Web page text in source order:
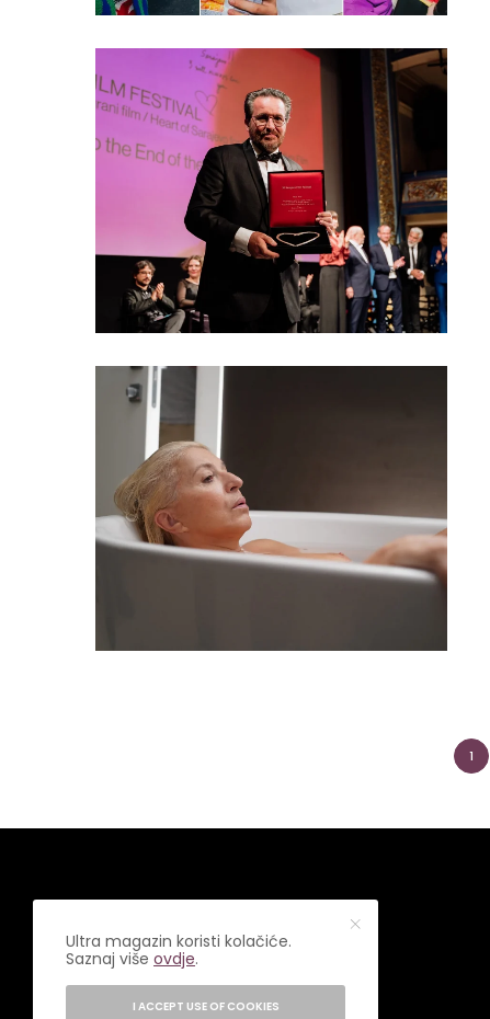
1
Ultra magazin koristi kolačiće.
Saznaj višeovdje.
I ACCEPT USE OF COOKIES